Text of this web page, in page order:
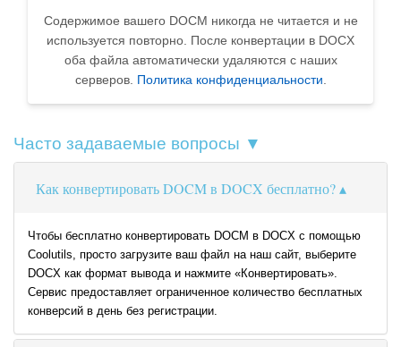
Содержимое вашего DOCM никогда не читается и не
используется повторно. После конвертации в DOCX
оба файла автоматически удаляются с наших
серверов. Политика конфиденциальности.
Часто задаваемые вопросы ▼
Как конвертировать DOCM в DOCX бесплатно?
Чтобы бесплатно конвертировать DOCM в DOCX с помощью
Coolutils, просто загрузите ваш файл на наш сайт, выберите
DOCX как формат вывода и нажмите «Конвертировать».
Сервис предоставляет ограниченное количество бесплатных
конверсий в день без регистрации.